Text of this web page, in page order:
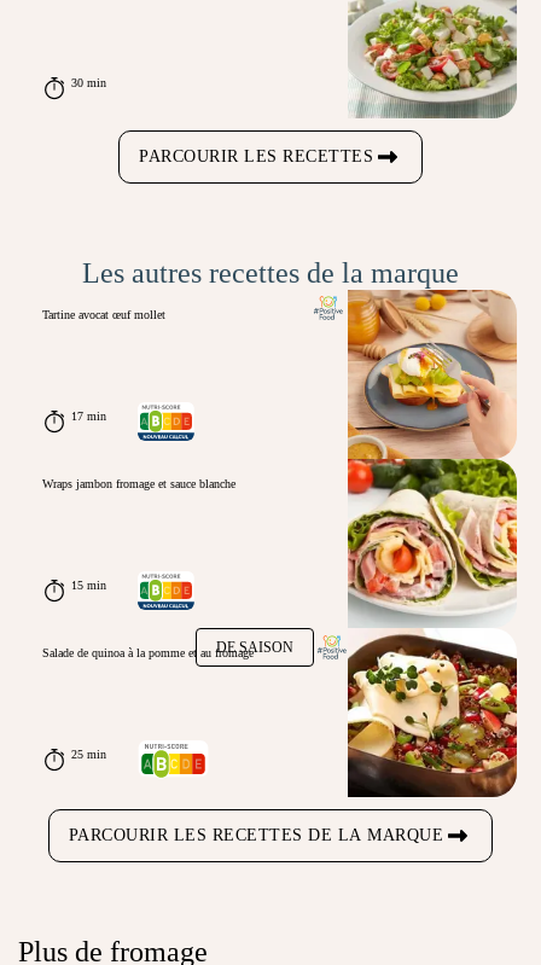
30 min
PARCOURIR LES RECETTES
Les autres recettes de la marque
Tartine avocat œuf mollet
17 min
Wraps jambon fromage et sauce blanche
15 min
DE SAISON
Salade de quinoa à la pomme et au fromage
25 min
PARCOURIR LES RECETTES DE LA MARQUE
Plus de fromage